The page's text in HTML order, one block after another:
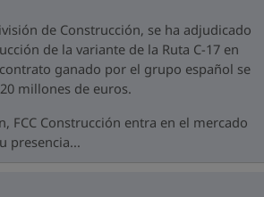
de Construcción, se ha adjudicado
de la variante de la Ruta C-17 en
ganado por el grupo español se
millones de euros.
FCC Construcción entra en el mercado
presencia...